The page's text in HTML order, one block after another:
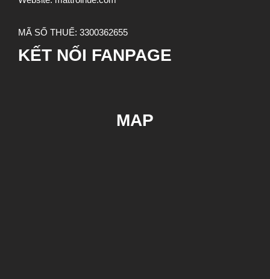
MÃ SỐ THUẾ: 3300362655
KẾT NỐI FANPAGE
MAP